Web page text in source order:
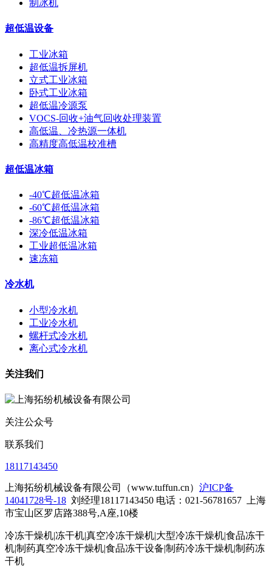
制冰机
超低温设备
工业冰箱
超低温拆屏机
立式工业冰箱
卧式工业冰箱
超低温冷源泵
VOCS-回收+油气回收处理装置
高低温、冷热源一体机
高精度高低温校准槽
超低温冰箱
-40℃超低温冰箱
-60℃超低温冰箱
-86℃超低温冰箱
深冷低温冰箱
工业超低温冰箱
速冻箱
冷水机
小型冷水机
工业冷水机
螺杆式冷水机
离心式冷水机
关注我们
关注公众号
联系我们
18117143450
上海拓纷机械设备有限公司（www.tuffun.cn） 沪ICP备
14041728号-18 刘经理18117143450 电话：021-56781657
上海
市宝山区罗店路388号,A座,10楼
冷冻干燥机|冻干机|真空冷冻干燥机|大型冷冻干燥机|食品冻干
机|制药真空冷冻干燥机|食品冻干设备|制药冷冻干燥机|制药冻
干机